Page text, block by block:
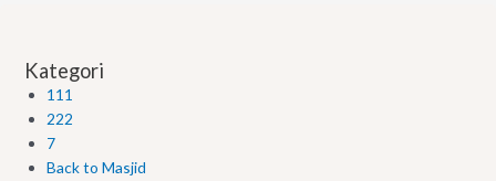
Kategori
111
222
7
Back to Masjid